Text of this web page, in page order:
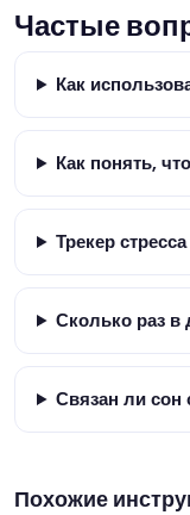
Частые
Как
Как понять,
Трекер
Сколько раз в
Связан ли сон
Похожие